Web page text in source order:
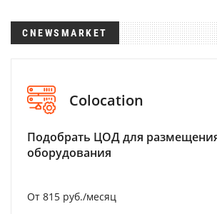
CNEWSMARKET
Colocation
Подобрать ЦОД для
оборудования
От 815 руб./месяц